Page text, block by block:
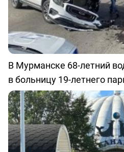
В Мурманске 68-летний
в больницу 19-летнего